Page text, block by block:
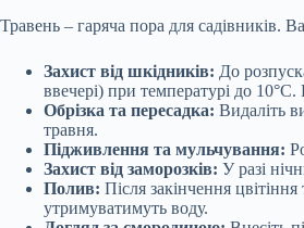
Травень – гаряча пора для садівників.
Захист від шкідників: До
ввечері) при температурі до
Обрізка та пересадка: Видаліть
травня.
Підживлення та мульчування:
Захист від заморозків: У разі
Полив: Після закінчення
утримуватимуть воду.